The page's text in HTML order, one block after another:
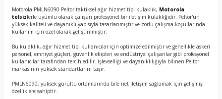
Motorola PMLN6090 Peltor taktiksel ağır hizmet tipi kulaklık, Motorola
telsizlerle uyumlu olarak çalışan profesyonel bir iletişim kulaklığıdır. Peltor'un
yüksek kaliteli ve dayanıklı yapısıyla tasarlanmıştır ve zorlu çalışma koşullarında
kullanım için özel olarak geliştirilmiştir.
Bu kulaklık, ağır hizmet tipi kullanıcılar için optimize edilmiştir ve genellikle askeri
personel, emniyet güçleri, güvenlik ekipleri ve endüstriyel çalışanlar gibi profesyonel
kullanıcılar tarafından tercih edilir. İşlevselliği ve dayanıklılığıyla bilinen Peltor
markasının yüksek standartlarını taşır.
PMLN6090, yüksek gürültü ortamlarında bile net iletişim sağlamak için gelişmiş
özelliklere sahiptir.